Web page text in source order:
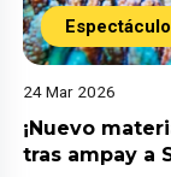
24 Mar 2026
¡Nuevo
tras ampay a